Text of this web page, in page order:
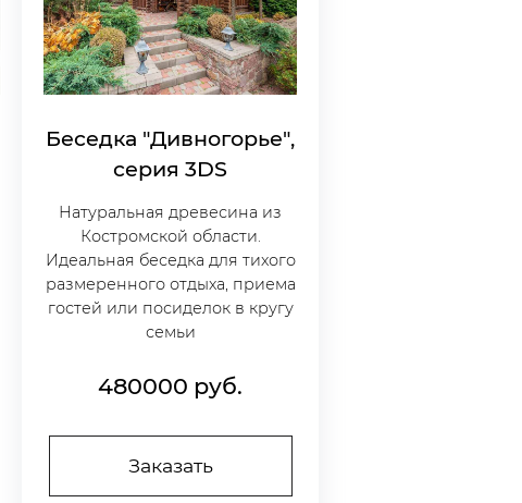
Беседка "Дивногорье",
серия 3DS
Натуральная древесина из
Костромской области.
Идеальная беседка для тихого
размеренного отдыха, приема
гостей или посиделок в кругу
семьи
480000 руб.
Заказать